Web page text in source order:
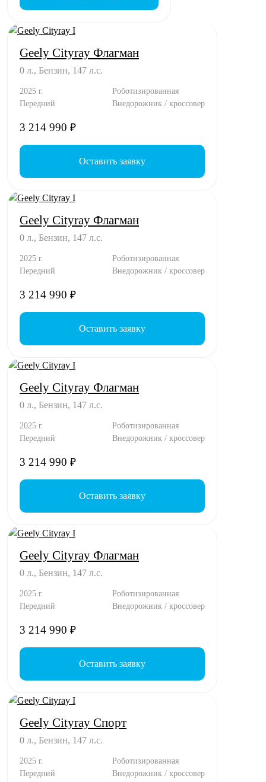
Geely Cityray Флагман
0 л., Бензин, 147 л.с.
2025 г.
Передний
Роботизированная
Внедорожник / кроссовер
3 214 990 ₽
Оставить заявку
Geely Cityray Флагман
0 л., Бензин, 147 л.с.
2025 г.
Передний
Роботизированная
Внедорожник / кроссовер
3 214 990 ₽
Оставить заявку
Geely Cityray Флагман
0 л., Бензин, 147 л.с.
2025 г.
Передний
Роботизированная
Внедорожник / кроссовер
3 214 990 ₽
Оставить заявку
Geely Cityray Флагман
0 л., Бензин, 147 л.с.
2025 г.
Передний
Роботизированная
Внедорожник / кроссовер
3 214 990 ₽
Оставить заявку
Geely Cityray Спорт
0 л., Бензин, 147 л.с.
2025 г.
Передний
Роботизированная
Внедорожник / кроссовер